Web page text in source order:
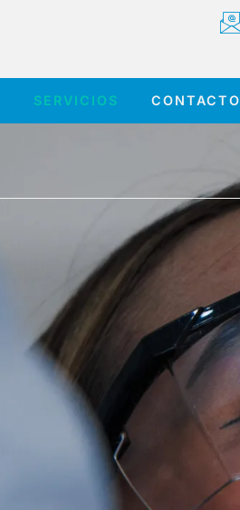
SERVICIOS CONTACTO